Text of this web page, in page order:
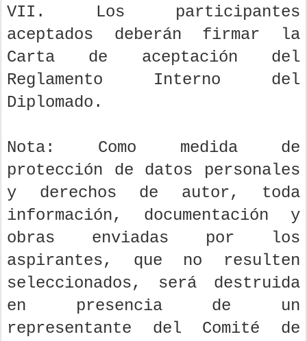
VII. Los participantes
aceptados deberán firmar la
Carta de aceptación del
Reglamento Interno del
Diplomado.
Nota: Como medida de
protección de datos personales
y derechos de autor, toda
información, documentación y
obras enviadas por los
aspirantes, que no resulten
seleccionados, será destruida
en presencia de un
representante del Comité de